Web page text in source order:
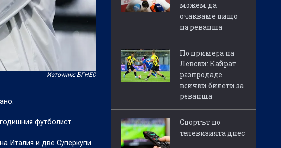
Източник: БГНЕС
футболист.
Италия и две Суперкупи.
можем да
очакваме нищо
на реванша
По примера на
Левски: Кайрат
разпродаде
всички билети за
реванша
Спортът по
телевизията днес